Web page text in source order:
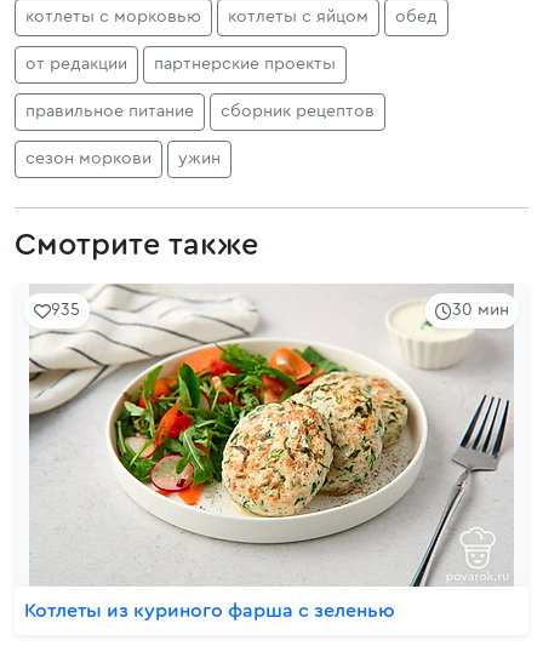
котлеты с морковью котлеты с яйцом обед
от редакции партнерские проекты
правильное питание сборник рецептов
сезон моркови ужин
Смотрите также
30 мин
935
Котлеты из куриного фарша с зеленью